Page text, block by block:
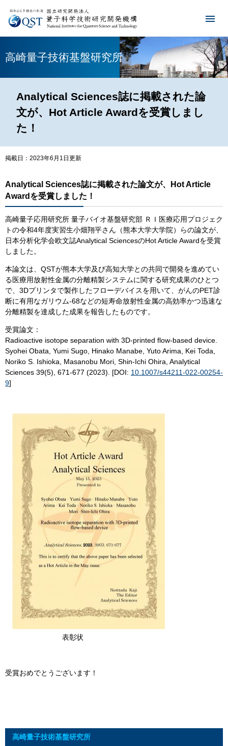
高崎量子技術基盤研究所
Analytical Sciences誌に掲載された論
文が、Hot Article Awardを受賞しまし
た！
掲載日：2023年6月1日更新
Analytical Sciences誌に掲載された論文が、Hot Article
Awardを受賞しました！
高崎量子応用研究所 量子バイオ基盤研究部 ＲＩ医療応用プロジェク
トの令和4年度実習生小畑翔平さん（熊本大学大学院）らの論文が、
日本分析化学会欧文誌Analytical SciencesのHot Article Awardを受賞
しました。
本論文は、QSTが熊本大学及び高知大学との共同で開発を進めてい
る医療用放射性金属の分離精製システムに関する研究成果のひとつ
で、3Dプリンタで製作したフローデバイスを用いて、がんのPET診
断に有用なガリウム-68などの短寿命放射性金属の高効率かつ迅速な
分離精製を達成した成果を報告したものです。
受賞論文：
Radioactive isotope separation with 3D-printed flow-based device.
Syohei Obata, Yumi Sugo, Hinako Manabe, Yuto Arima, Kei Toda,
Noriko S. Ishioka, Masanobu Mori, Shin-Ichi Ohira, Analytical
Sciences 39(5), 671-677 (2023). [DOI: 10.1007/s44211-022-00254-
9]
表彰状
受賞おめでとうございます！
高崎量子技術基盤研究所